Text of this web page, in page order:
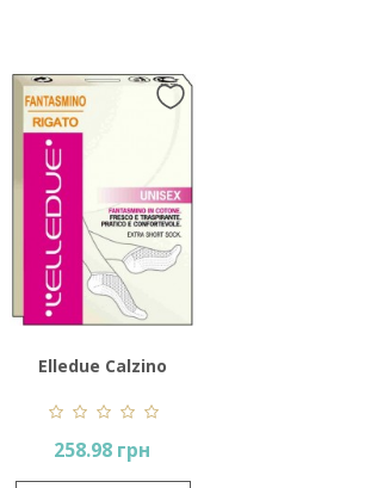
Elledue Calzino
Rigato
258.98 грн